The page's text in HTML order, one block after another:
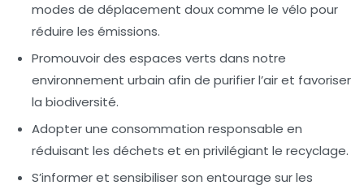
modes de déplacement doux comme le vélo pour
réduire les émissions.
Promouvoir des espaces verts dans notre
environnement urbain afin de purifier l’air et favoriser
la biodiversité.
Adopter une consommation responsable en
réduisant les déchets et en privilégiant le recyclage.
S’informer et sensibiliser son entourage sur les